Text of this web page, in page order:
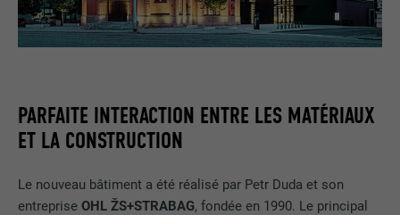
PARFAITE INTERACTION ENTRE LES MATÉRIAUX
ET LA CONSTRUCTION
Le nouveau bâtiment a été réalisé par Petr Duda et son
entrepriseOHL ŽS+STRABAG, fondée en 1990. Le principal
NOM cookie_optin
FOURNISSEUR Sgalinski
Ce cookie est essentiel au
fonctionnement de l'extension qui gère
être enregistré pour que l'outil sache
quels groupes de cookies ont été
UTILITÉ
Enregistre un identifiant unique utilisé
pour générer des données statistiques
sur la manière dont l'utilisateur utilise le
NOM _gat
EXPIRATION 1 jour
Ils observent pour cela les visiteurs à travers les sites Internet.
Lorsque ces cookies sont acceptés, l'accès aux contenus des
NOM NID
FOURNISSEUR Google
EXPIRATION 6 mois
Afficher les informations relatives aux cookies